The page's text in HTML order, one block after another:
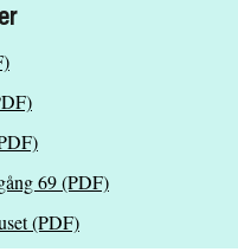
69 (PDF)
(PDF)